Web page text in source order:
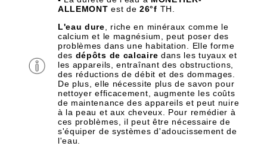
ALLEMONT est de26°f TH.
L'eau dure , riche en minéraux comme le
calcium et le magnésium, peut poser des
problèmes dans une habitation. Elle forme
des dépôts de calcaire dans les tuyaux et
les appareils, entraînant des obstructions,
des réductions de débit et des dommages.
De plus, elle nécessite plus de savon pour
nettoyer efficacement, augmente les coûts
de maintenance des appareils et peut nuire
à la peau et aux cheveux. Pour remédier à
ces problèmes, il peut être nécessaire de
s'équiper de systèmes d'adoucissement de
l'eau.